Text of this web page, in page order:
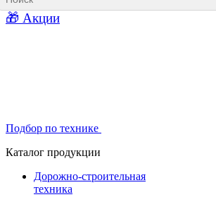
Ковши для фронтальных
🎁 Акции
Подбор по технике
Каталог продукции
Дорожно-строительная
техника